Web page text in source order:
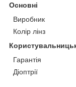
Основні
Виробник
Колір лінз
Гарантія
Діоптрії